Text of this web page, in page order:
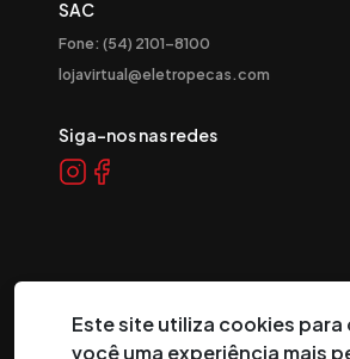
SAC
Fone: (54) 2101-8100
lojavirtual@eletropecas.com
Siga-nos nas redes
Este site utiliza cookies para
você uma experiência mais